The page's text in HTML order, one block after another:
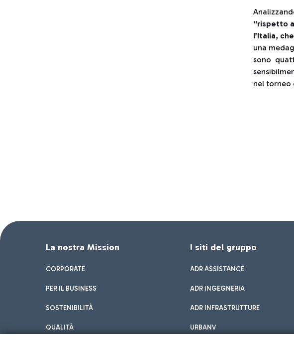
“rispetto
l’Italia,
una
sono
nel torneo
La nostra Mission
CORPORATE
PER IL BUSINESS
SOSTENIBILITÀ
QUALITÀ
I siti del gruppo
ADR ASSISTANCE
ADR INGEGNERIA
ADR INFRASTRUTTURE
URBANV